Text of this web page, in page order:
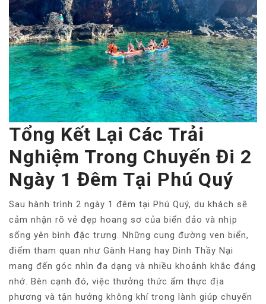
Tổng Kết Lại Các Trải
Nghiệm Trong Chuyến Đi 2
Ngày 1 Đêm Tại Phú Quý
Sau hành trình 2 ngày 1 đêm tại Phú Quý, du khách sẽ
cảm nhận rõ vẻ đẹp hoang sơ của biển đảo và nhịp
sống yên bình đặc trưng. Những cung đường ven biển,
điểm tham quan như Gành Hang hay Dinh Thầy Nại
mang đến góc nhìn đa dạng và nhiều khoảnh khắc đáng
nhớ. Bên cạnh đó, việc thưởng thức ẩm thực địa
phương và tận hưởng không khí trong lành giúp chuyến